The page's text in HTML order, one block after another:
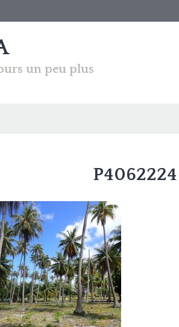
un peu plus
P4062224